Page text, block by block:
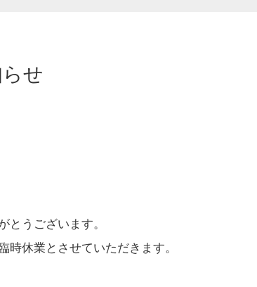
せ
とうございます。
時休業とさせていただきます。